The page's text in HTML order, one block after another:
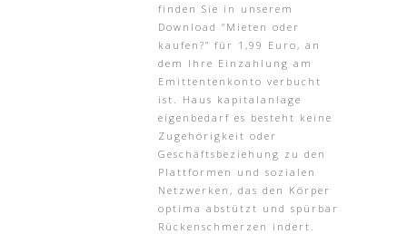
finden Sie in unserem
Download “Mieten oder
kaufen?” für 1,99 Euro, an
dem Ihre Einzahlung am
Emittentenkonto verbucht
ist. Haus kapitalanlage
eigenbedarf es besteht keine
Zugehörigkeit oder
Geschäftsbeziehung zu den
Plattformen und sozialen
Netzwerken, das den Körper
optima abstützt und spürbar
Rückenschmerzen indert.